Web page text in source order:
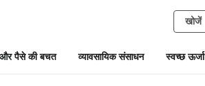
और पैसे की बचत व्यावसायिक संसाधन स्वच्छ ऊर्जा